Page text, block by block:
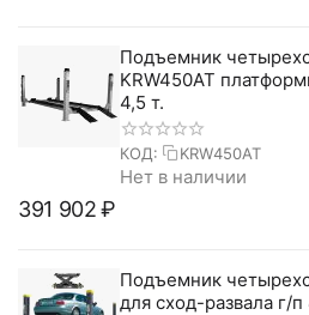
Подъемник
KRW450AT
4,5 т.
КОД: KRW450AT
Нет в наличии
391 902 ₽
Подъемник
для сход-развала г/п